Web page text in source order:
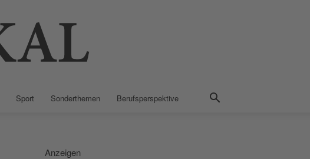
Sport Sonderthemen Berufsperspektive
Anzeigen